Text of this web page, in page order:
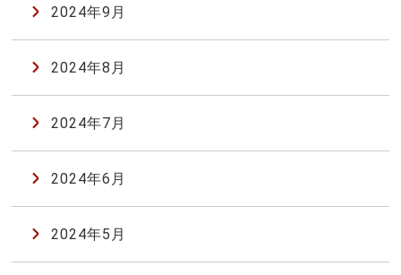
2024年9月
2024年8月
2024年7月
2024年6月
2024年5月